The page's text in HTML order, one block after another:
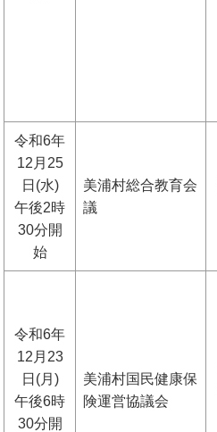
令和6年
12月25
日(水)
午後2時
30分開
始
美浦村総合教育会
議
令和6年
12月23
日(月)
午後6時
30分開
美浦村国民健康保
険運営協議会